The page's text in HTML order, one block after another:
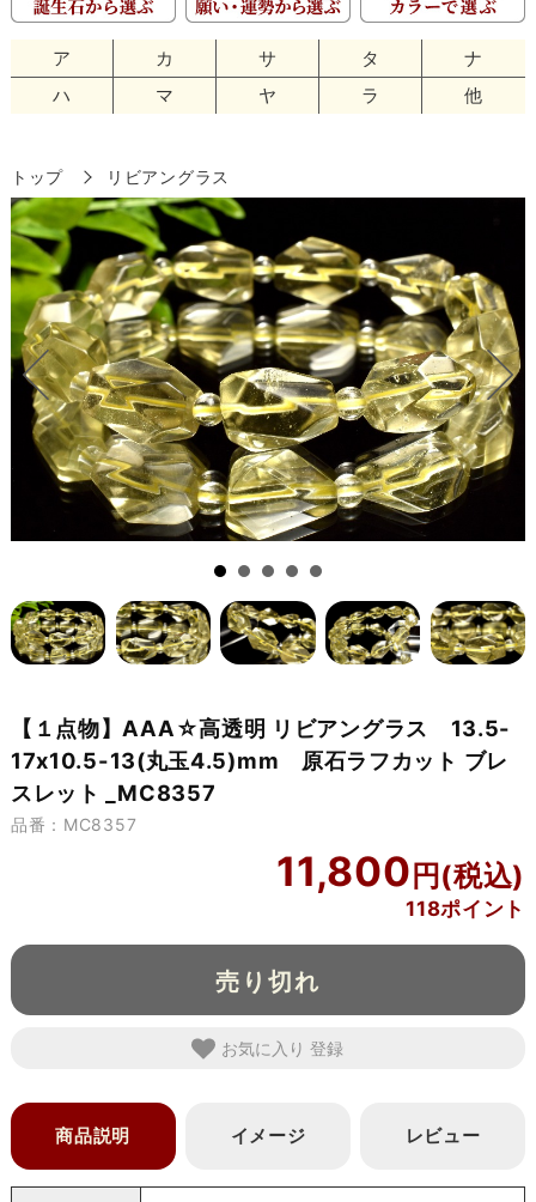
ア カ サ タ
ナ
ハ
マ ヤ ラ 他
トップ リビアングラス
【１点物】AAA☆高透明 リビアングラス 13.5-
17x10.5-13(丸玉4.5)mm 原石ラフカット ブレ
スレット _MC8357
品番：MC8357
11,800
118ポイント
売り切れ
お気に入り
商品説明 イメージ レビュー